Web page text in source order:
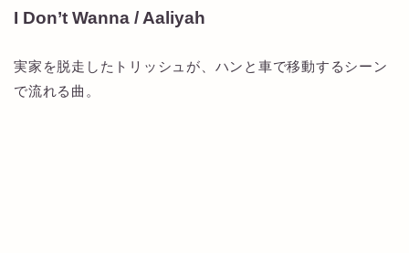
I Don’t Wanna / Aaliyah
実家を脱走したトリッシュが、ハンと車で移動するシーン
で流れる曲。